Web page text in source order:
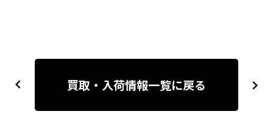
稿
previous next
買取・入荷情報一覧に戻る